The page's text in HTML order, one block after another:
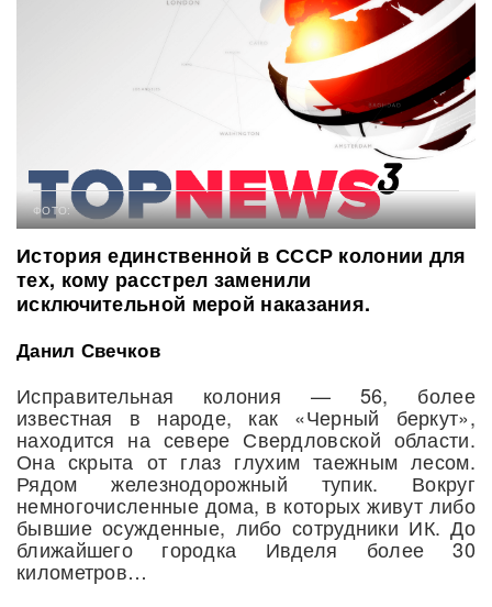
ФОТО:
История единственной в СССР колонии для
тех, кому расстрел заменили
исключительной мерой наказания.
Данил Свечков
Исправительная колония — 56, более
известная в народе, как «Черный беркут»,
находится на севере Свердловской области.
Она скрыта от глаз глухим таежным лесом.
Рядом железнодорожный тупик. Вокруг
немногочисленные дома, в которых живут либо
бывшие осужденные, либо сотрудники ИК. До
ближайшего городка Ивделя более 30
километров…